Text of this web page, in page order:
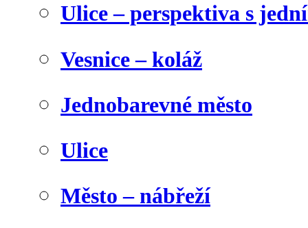
Ulice – perspektiva s
Vesnice – koláž
Jednobarevné město
Ulice
Město – nábřeží